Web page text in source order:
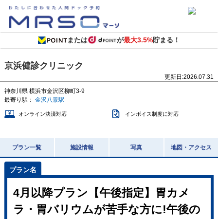
または が最大3.5%貯まる！
京浜健診クリニック
更新日:2026.07.31
神奈川県 横浜市金沢区柳町3-9
最寄り駅： 金沢八景駅
オンライン決済対応 インボイス制度に対応
プラン一覧 施設情報 写真 地図・アクセス
4月以降プラン【午後指定】胃カメ
ラ・胃バリウムが苦手な方に!午後の